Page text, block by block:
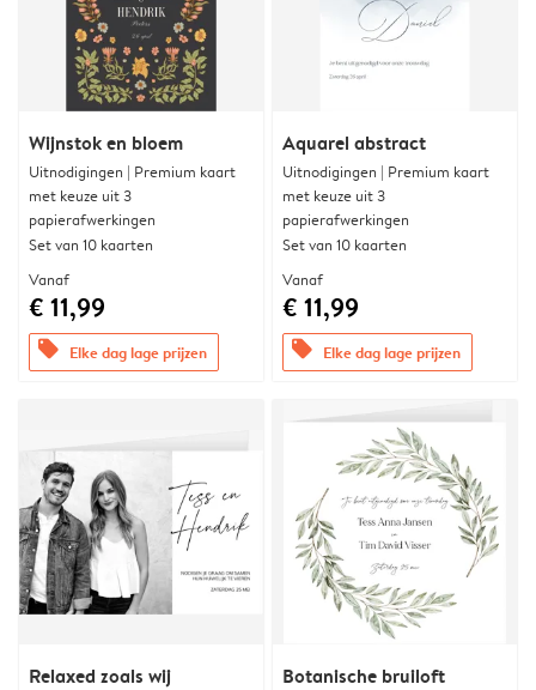
Wijnstok en bloem
Uitnodigingen | Premium kaart
met keuze uit 3
papierafwerkingen
Set van 10 kaarten
Vanaf
€ 11,99
offers Elke dag lage prijzen
Aquarel abstract
Uitnodigingen | Premium kaart
met keuze uit 3
papierafwerkingen
Set van 10 kaarten
Vanaf
€ 11,99
offers Elke dag lage prijzen
Relaxed zoals wij Botanische bruiloft